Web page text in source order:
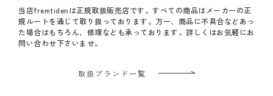
当店fremtidenは正規取扱販売店です。すべての商品はメーカーの正
規ルートを通じて取り扱っております。万一、商品に不具合などあっ
た場合はもちろん、修理なども承っております。詳しくはお気軽にお
問い合わせ下さいませ。
取扱ブランド一覧